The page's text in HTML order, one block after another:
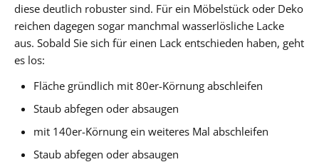
diese deutlich robuster sind. Für ein Möbelstück oder Deko
reichen dagegen sogar manchmal wasserlösliche Lacke
aus. Sobald Sie sich für einen Lack entschieden haben, geht
es los:
Fläche gründlich mit 80er-Körnung abschleifen
Staub abfegen oder absaugen
mit 140er-Körnung ein weiteres Mal abschleifen
Staub abfegen oder absaugen